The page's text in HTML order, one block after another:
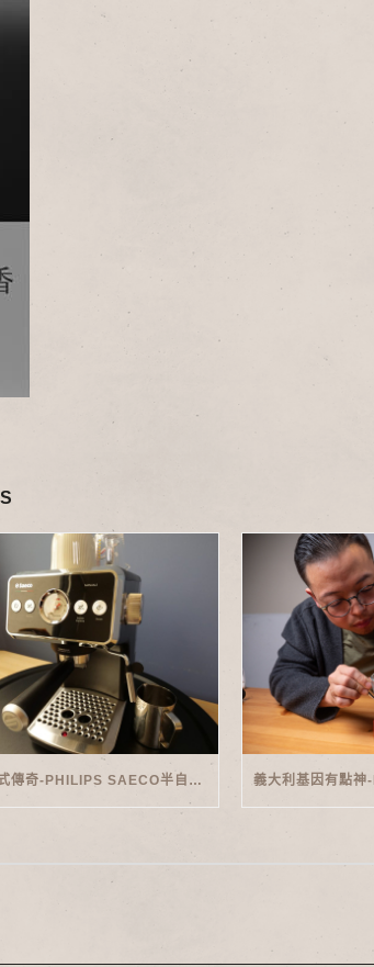
家用義式傳奇-PHILIPS SAECO半自動義式咖啡機(EMS5110)開箱